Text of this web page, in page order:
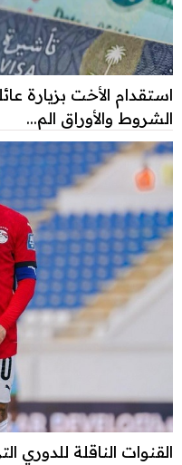
استقدام الأخت بزيارة
الشروط والأوراق الم...
القنوات الناقلة